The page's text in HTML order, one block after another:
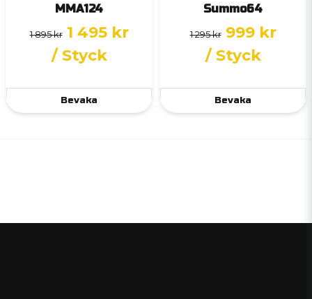
MMA124
1 895 kr 1 495 kr
/ Styck
Bevaka
Summo64
1 295 kr 999 kr
/ Styck
Bevaka